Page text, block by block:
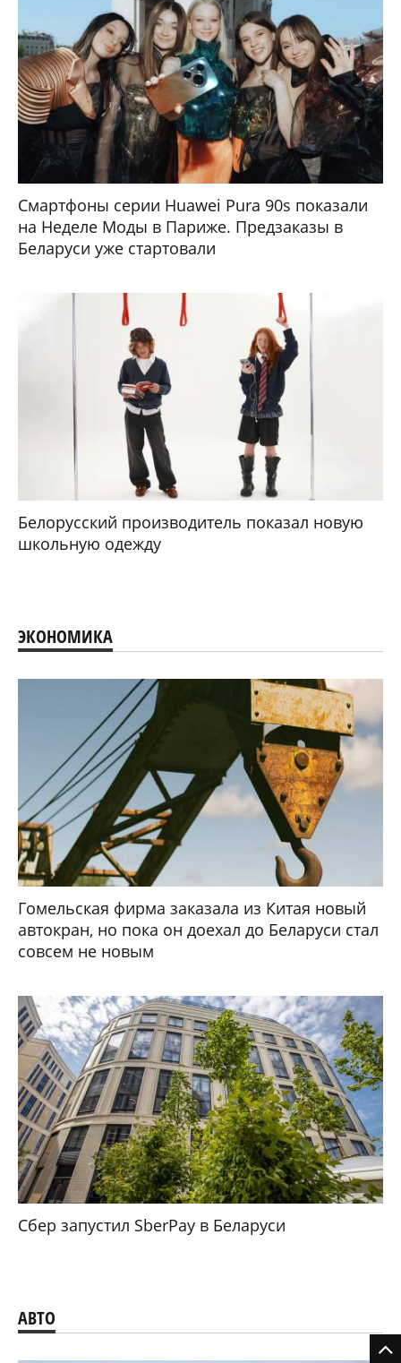
Смартфоны серии Huawei Pura 90s показали
на Неделе Моды в Париже. Предзаказы в
Беларуси уже стартовали
Белорусский производитель показал новую
школьную одежду
ЭКОНОМИКА
Гомельская фирма заказала из Китая новый
автокран, но пока он доехал до Беларуси стал
совсем не новым
Сбер запустил SberPay в Беларуси
АВТО